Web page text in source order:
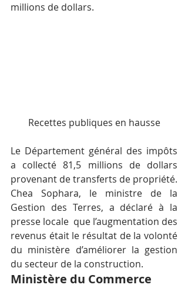
millions de dollars.
Recettes publiques en hausse
Le Département général des impôts
a collecté 81,5 millions de dollars
provenant de transferts de propriété.
Chea Sophara, le ministre de la
Gestion des Terres, a déclaré à la
presse locale  que l’augmentation des
revenus était le résultat de la volonté
du ministère d’améliorer la gestion
du secteur de la construction.
Ministère du Commerce